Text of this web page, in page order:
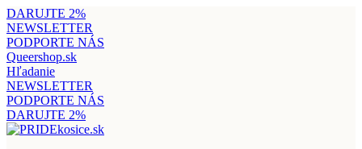
DARUJTE 2%
NEWSLETTER
PODPORTE NÁS
Queershop.sk
Hľadanie
NEWSLETTER
PODPORTE NÁS
DARUJTE 2%